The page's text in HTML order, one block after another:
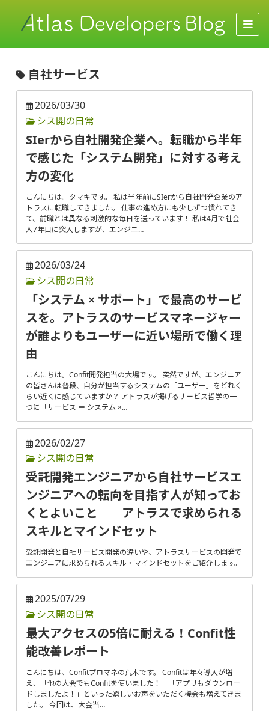
自社サービス
2026/03/30
シス開の日常
SIerから自社開発企業へ。転職から半年
で感じた「システム開発」に対する考え
方の変化
こんにちは。タマキです。 私は半年前にSIerから自社開発企業のア
トラスに転職してきました。 仕事の進め方にも少しずつ慣れてき
て、前職とは異なる刺激的な毎日を送っています！ 私は4月で社会
人7年目に突入しますが、エンジニ…
2026/03/24
シス開の日常
「システム × サポート」で最高のサービ
スを。アトラスのサービスマネージャー
が誰よりもユーザーに近い場所で働く理
由
こんにちは。Confit開発担当の大場です。 突然ですが、エンジニア
の皆さんは普段、自分が担当するシステムの「ユーザー」をどれく
らい近くに感じていますか？ アトラスが掲げるサービス哲学の一
つに「サービス ＝ システム ×…
2026/02/27
シス開の日常
受託開発エンジニアから自社サービスエ
ンジニアへの転向を目指す人が知ってお
くとよいこと ─アトラスで求められる
スキルとマインドセット─
受託開発と自社サービス開発の違いや、アトラスサービスの開発で
エンジニアに求められるスキル・マインドセットをご紹介します。
2025/07/29
シス開の日常
最大アクセスの5倍に耐える！Confit性
能改善レポート
こんにちは、Confitプロマネの荒木です。 Confitは年々導入が増
え、「他の大会でもConfitを使いました！」「アプリもダウンロー
ドしましたよ！」といった嬉しいお声をいただく機会も増えてきま
した。 今回は、大会当…